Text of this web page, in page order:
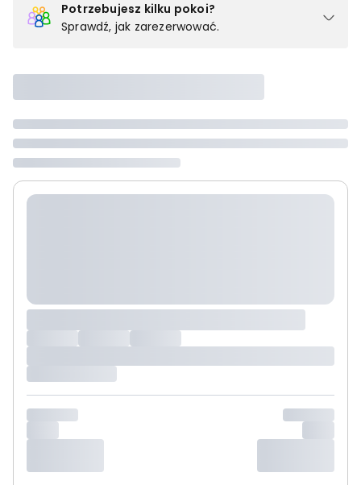
Potrzebujesz kilku pokoi?
Sprawdź, jak zarezerwować.
pokoju (lub apartamencie, willi itd.). Wybierz jedną z ofert z listy
i zarezerwuj ją. Zrób oddzielne rezerwacje dla każdego
kolejnego pokoju lubskontaktuj się z nami,by złożyć
zamówienie u naszego doradcy.
Maksymalna liczba uczestników
maksymalny limit dla 1 pokoju.